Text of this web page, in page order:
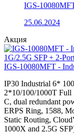
IGS-
25.06.2024
Акция
IGS-10080MFT -
IP30 Industrial 6*
2*10/100/1000T Full
C, dual redundant
ERPS Ring, 1588,
Static Routing,
1000X and 2.5G